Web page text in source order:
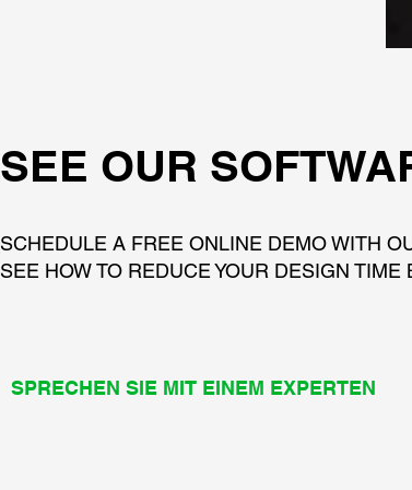
SEE OUR
SCHEDULE A FREE ONLINE DEMO WITH
SEE HOW TO REDUCE YOUR DESIGN TIME
SPRECHEN SIE MIT EINEM EXPERTEN